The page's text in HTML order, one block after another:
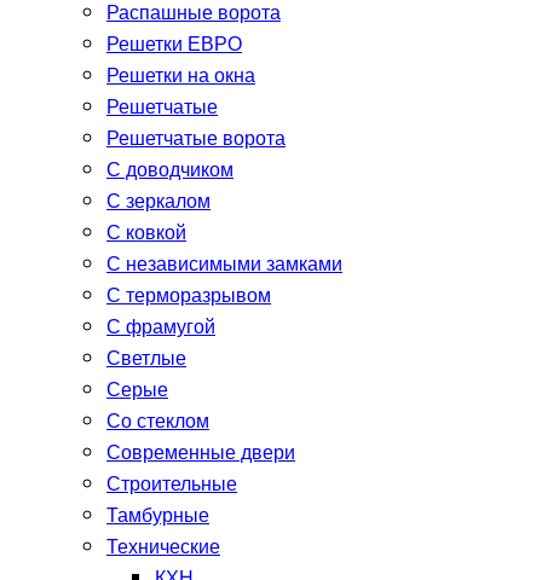
Распашные ворота
Решетки ЕВРО
Решетки на окна
Решетчатые
Решетчатые ворота
С доводчиком
С зеркалом
С ковкой
С независимыми замками
С терморазрывом
С фрамугой
Светлые
Серые
Со стеклом
Современные двери
Строительные
Тамбурные
Технические